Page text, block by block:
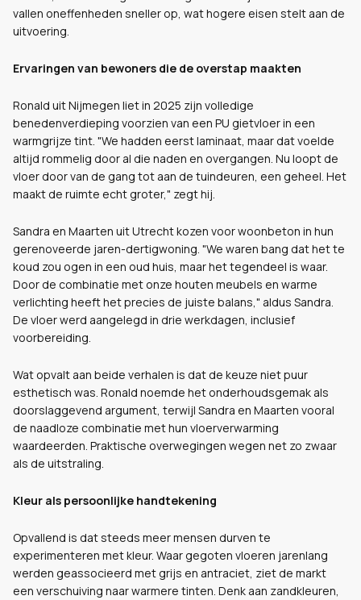
vallen oneffenheden sneller op, wat hogere eisen stelt aan de
uitvoering.
Ervaringen van bewoners die de overstap maakten
Ronald uit Nijmegen liet in 2025 zijn volledige
benedenverdieping voorzien van een PU gietvloer in een
warmgrijze tint. "We hadden eerst laminaat, maar dat voelde
altijd rommelig door al die naden en overgangen. Nu loopt de
vloer door van de gang tot aan de tuindeuren, een geheel. Het
maakt de ruimte echt groter," zegt hij.
Sandra en Maarten uit Utrecht kozen voor woonbeton in hun
gerenoveerde jaren-dertigwoning. "We waren bang dat het te
koud zou ogen in een oud huis, maar het tegendeel is waar.
Door de combinatie met onze houten meubels en warme
verlichting heeft het precies de juiste balans," aldus Sandra.
De vloer werd aangelegd in drie werkdagen, inclusief
voorbereiding.
Wat opvalt aan beide verhalen is dat de keuze niet puur
esthetisch was. Ronald noemde het onderhoudsgemak als
doorslaggevend argument, terwijl Sandra en Maarten vooral
de naadloze combinatie met hun vloerverwarming
waardeerden. Praktische overwegingen wegen net zo zwaar
als de uitstraling.
Kleur als persoonlijke handtekening
Opvallend is dat steeds meer mensen durven te
experimenteren met kleur. Waar gegoten vloeren jarenlang
werden geassocieerd met grijs en antraciet, ziet de markt
een verschuiving naar warmere tinten. Denk aan zandkleuren,